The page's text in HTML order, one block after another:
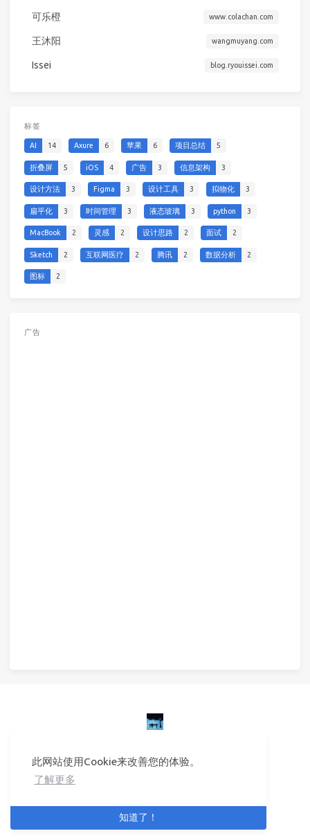
此网站使用Cookie来改善您的体验。
了解更多
知道了！
可乐橙 www.colachan.com
王沐阳 wangmuyang.com
Issei blog.ryouissei.com
标签
AI 14 Axure 6 苹果 6 项目总结 5
折叠屏 5 iOS 4 广告 3 信息架构 3
设计方法 3 Figma 3 设计工具 3 拟物化 3
扁平化 3 时间管理 3 液态玻璃 3 python 3
MacBook 2 灵感 2 设计思路 2 面试 2
Sketch 2 互联网医疗 2 腾讯 2 数据分析 2
图标 2
广告
© 2025